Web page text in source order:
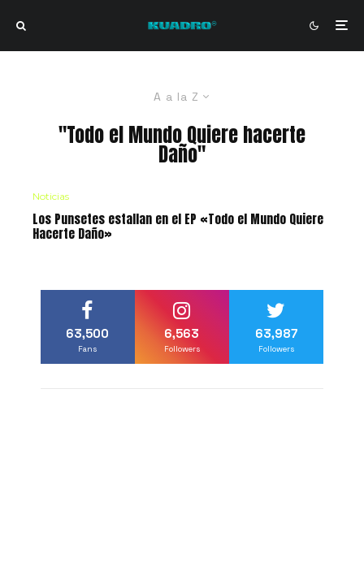
A a la Z
"Todo el Mundo Quiere hacerte
Daño"
Noticias
Los Punsetes estallan en el EP «Todo el Mundo Quiere
Hacerte Daño»
63,500
Fans
6,563
Followers
63,987
Followers